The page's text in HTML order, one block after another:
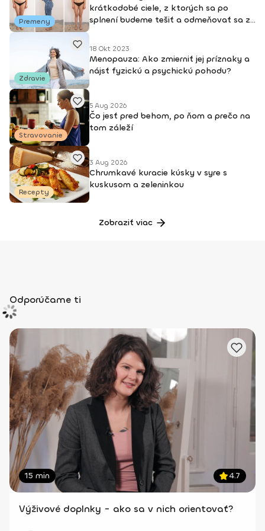
Premeny
krátkodobé ciele, z ktorých sa po
splnení budeme tešiť a odmeňovať sa za
Zdravie
18 Okt 2023
Menopauza: Ako zmierniť jej príznaky a
nájsť fyzickú a psychickú pohodu?
Stravovanie
5 Aug 2026
Čo jesť pred behom, po ňom a prečo na
tom záleží
Recepty
3 Aug 2026
Chrumkavé kuracie kúsky v syre s
kuskusom a zeleninkou
Zobraziť viac
Odporúčame ti
15 min 4.7
Výživové doplnky - ako sa v nich orientovať?